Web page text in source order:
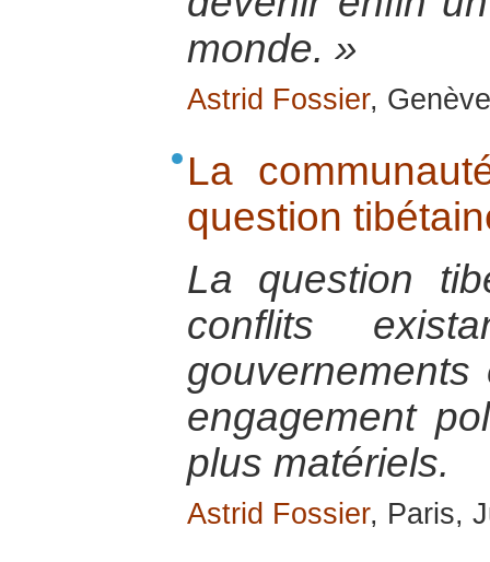
monde. »
Astrid Fossier,
La
question
La question
conflits
engagement
plus matériels.
Astrid Fossier, Paris,